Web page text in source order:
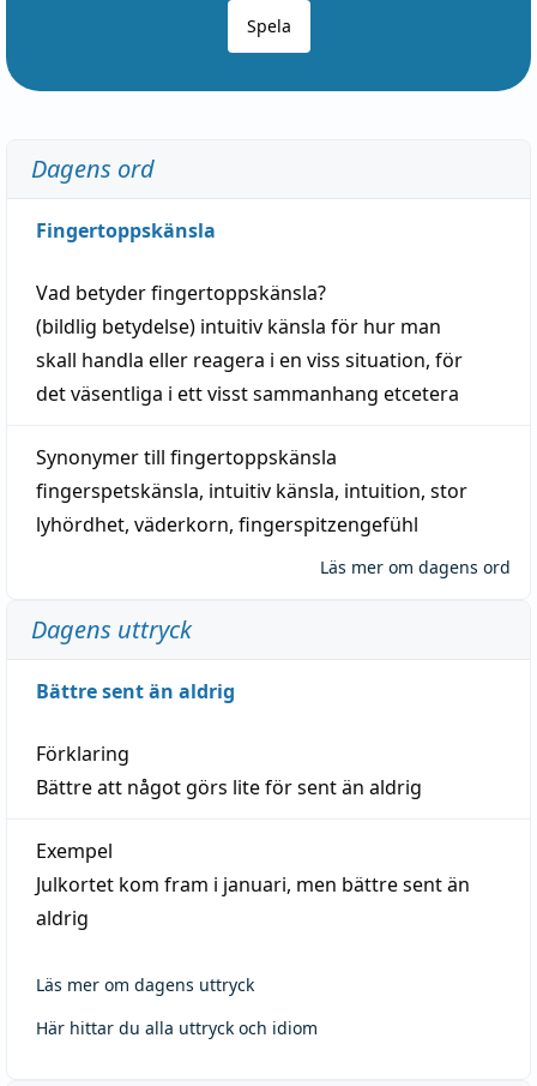
Spela
Dagens ord
Fingertoppskänsla
Vad betyderfingertoppskänsla?
(bildlig betydelse) intuitiv känsla för hur man
skall handla eller reagera i en viss situation, för
det väsentliga i ett visstsammanhang etcetera
Synonymer till fingertoppskänsla
fingerspetskänsla, intuitiv känsla, intuition, stor
lyhördhet, väderkorn, fingerspitzengefühl
Läs mer om dagens ord
Dagens uttryck
Bättre sent än aldrig
Förklaring
Bättre att något görs lite för sent än aldrig
Exempel
Julkortet kom fram i januari, men bättre sent än
aldrig
Läs mer om dagens uttryck
Här hittar du alla uttryck och idiom